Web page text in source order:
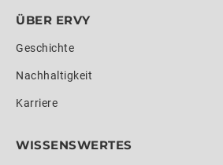
ÜBER ERVY
Geschichte
Nachhaltigkeit
Karriere
WISSENSWERTES